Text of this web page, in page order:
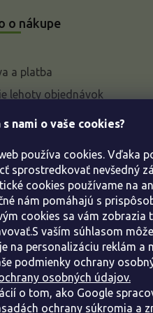
nami o vaše cookies?
používa cookies. Vďaka
sprostredkovať nevšedný
cookies používame na
nám pomáhajú s
cookies sa vám zobrazia
vaším súhlasom
na personalizáciu reklám a
podmienky ochrany
osobných údajov.
o tom, ako Google
ochrany súkromia a
o nákupe
a platba
lehoty objednávok
k parametrom a
rastlín
od kúpnej zmluvy
o ochrane osobných
podmienky